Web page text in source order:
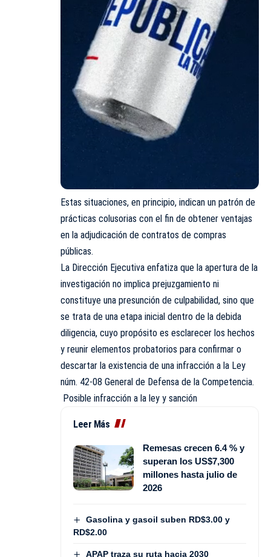
Estas situaciones, en principio, indican un patrón de
prácticas colusorias con el fin de obtener ventajas
en la adjudicación de contratos de compras
públicas.
La Dirección Ejecutiva enfatiza que la apertura de la
investigación no implica prejuzgamiento ni
constituye una presunción de culpabilidad, sino que
se trata de una etapa inicial dentro de la debida
diligencia, cuyo propósito es esclarecer los hechos
y reunir elementos probatorios para confirmar o
descartar la existencia de una infracción a la Ley
núm. 42-08 General de Defensa de la Competencia.
Posible infracción a la ley y sanción
Leer Más
Remesas crecen 6.4 % y
superan los US$7,300
millones hasta julio de
2026
Gasolina y gasoil suben RD$3.00 y
RD$2.00
APAP traza su ruta hacia 2030